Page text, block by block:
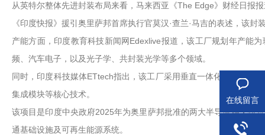
从英特尔整体先进封装布局来看，马来西亚《The Edge》财经日报
《印度快报》援引奥里萨邦首席执行官莫汉·查兰·马吉的表述，该
产能方面，印度教育科技新闻网Edexlive报道，该工厂规划年产能
频、汽车电子，以及光子学、共封装光学等多个领域。
同时，印度科技媒体ETtech指出，该工厂采用垂直一体化运营模式
集成模块等核心技术。
该项目是印度中央政府2025年为奥里萨邦批准的两大半导体相关投
通基础设施及可再生能源系统。
在线留言